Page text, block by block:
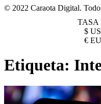
© 2022 Caraota Digital.
TASA
$
€
Etiqueta: